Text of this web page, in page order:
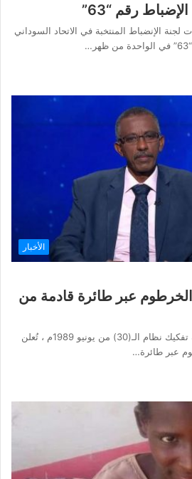
رقم “63”
الإنضباط المنتخبة في الاتحاد السوداني
الأخبار
عبر طائرة قادمة من
الخرطوم | برق السودان لجنة تفكيك نظام الـ(30) من يونيو 1989م ، تُعلن
عبر طائرة…